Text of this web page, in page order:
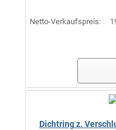
Netto-Verkaufspreis:
Dichtring z.